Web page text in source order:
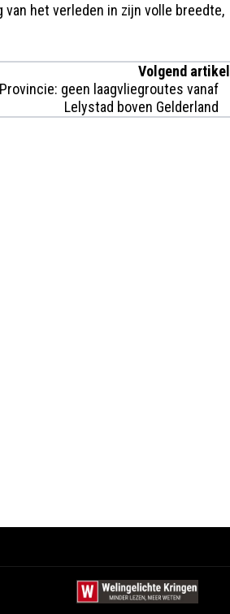
het verleden in zijn volle breedte,
Volgend artikel
Provincie: geen laagvliegroutes vanaf
Lelystad boven Gelderland